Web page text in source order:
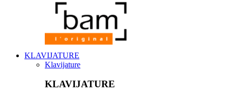
KLAVIJATURE
Klavijature
KLAVIJATURE